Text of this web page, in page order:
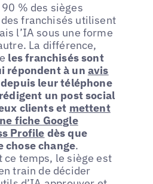
% des sièges
franchisés utilisent
l’IA sous une forme
La différence,
les franchisés sont
répondent à un avis
leur téléphone
un post social
clients et mettent
fiche Google
Profile dès que
chose change.
ce temps, le siège est
train de décider